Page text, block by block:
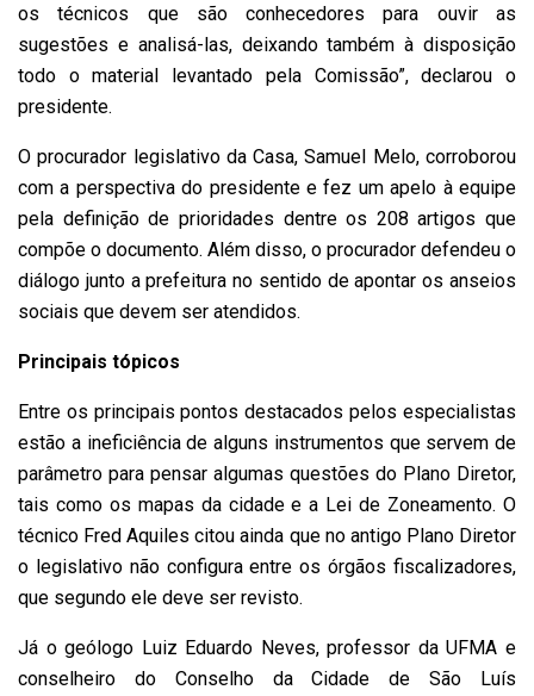
os técnicos que são conhecedores para ouvir as
sugestões e analisá-las, deixando também à disposição
todo o material levantado pela Comissão”, declarou o
presidente.
O procurador legislativo da Casa, Samuel Melo, corroborou
com a perspectiva do presidente e fez um apelo à equipe
pela definição de prioridades dentre os 208 artigos que
compõe o documento. Além disso, o procurador defendeu o
diálogo junto a prefeitura no sentido de apontar os anseios
sociais que devem ser atendidos.
Principais tópicos
Entre os principais pontos destacados pelos especialistas
estão a ineficiência de alguns instrumentos que servem de
parâmetro para pensar algumas questões do Plano Diretor,
tais como os mapas da cidade e a Lei de Zoneamento. O
técnico Fred Aquiles citou ainda que no antigo Plano Diretor
o legislativo não configura entre os órgãos fiscalizadores,
que segundo ele deve ser revisto.
Já o geólogo Luiz Eduardo Neves, professor da UFMA e
conselheiro do Conselho da Cidade de São Luís